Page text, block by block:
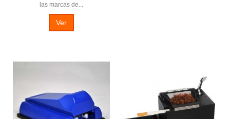
las marcas de...
Ver